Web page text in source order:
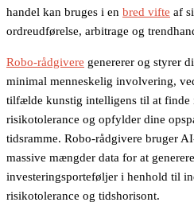
handel kan bruges i en bred vifte af
ordreudførelse, arbitrage og
Robo-rådgivere genererer og styrer
minimal menneskelig involvering,
tilfælde kunstig intelligens til at finde
risikotolerance og opfylder dine
tidsramme. Robo-rådgivere bruger
massive mængder data for at
investeringsporteføljer i henhold til
risikotolerance og tidshorisont.